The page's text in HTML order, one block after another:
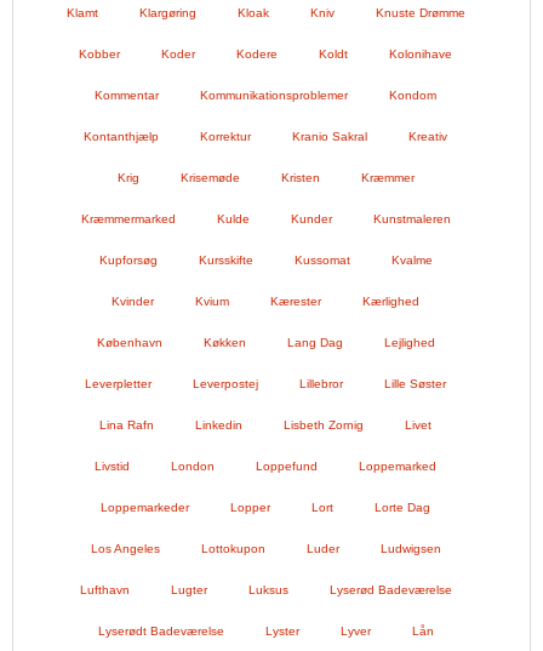
Klamt Klargøring Kloak Kniv Knuste Drømme
Kobber Koder Kodere Koldt Kolonihave
Kommentar Kommunikationsproblemer Kondom
Kontanthjælp Korrektur Kranio Sakral Kreativ
Krig Krisemøde Kristen Kræmmer
Kræmmermarked Kulde Kunder Kunstmaleren
Kupforsøg Kursskifte Kussomat Kvalme
Kvinder Kvium Kærester Kærlighed
København Køkken Lang Dag Lejlighed
Leverpletter Leverpostej Lillebror Lille Søster
Lina Rafn Linkedin Lisbeth Zornig Livet
Livstid London Loppefund Loppemarked
Loppemarkeder Lopper Lort Lorte Dag
Los Angeles Lottokupon Luder Ludwigsen
Lufthavn Lugter Luksus Lyserød Badeværelse
Lyserødt Badeværelse Lyster Lyver Lån